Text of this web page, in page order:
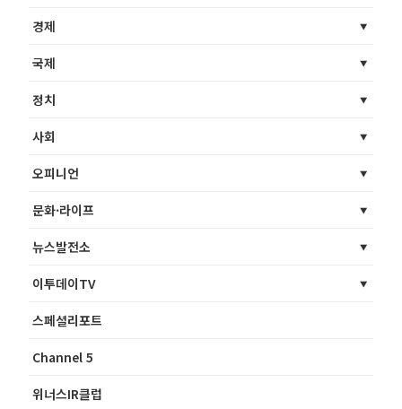
경제
국제
정치
사회
오피니언
문화·라이프
뉴스발전소
이투데이TV
스페셜리포트
Channel 5
위너스IR클럽